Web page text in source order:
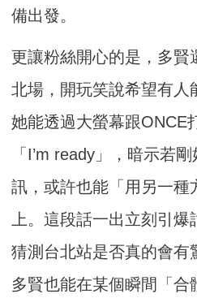
備出發。
更讓粉絲開心的是，多賢
北場，開玩笑說希望有人
她能透過大螢幕跟ONCE
「I’m ready」，暗示若
訊，或許也能「用另一種
上。這段話一出立刻引
猜測台北站是否真的會有
多賢也能在某個瞬間「合